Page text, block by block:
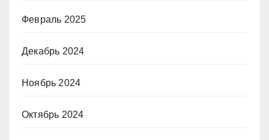
Февраль 2025
Декабрь 2024
Ноябрь 2024
Октябрь 2024